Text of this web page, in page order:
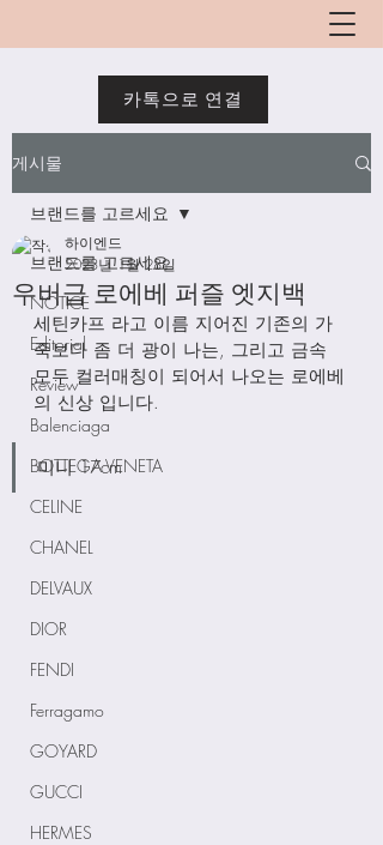
카톡으로 연결
게시물
브랜드를 고르세요
NOTICE
Editorial
Review
Balenciaga
BOTTEGA VENETA
CELINE
CHANEL
DELVAUX
DIOR
FENDI
Ferragamo
GOYARD
GUCCI
HERMES
브랜드를 고르세요
우버급 로에베 퍼즐 엣지백
하이엔드
2023년 1월 28일
세틴카프 라고 이름 지어진 기존의 가
죽보다 좀 더 광이 나는, 그리고 금속
모두 컬러매칭이 되어서 나오는 로에베
의 신상 입니다.
미니 17cm